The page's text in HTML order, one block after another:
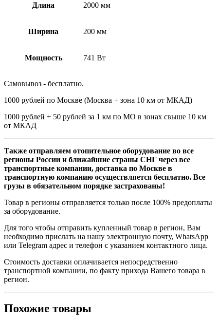
Длина 2000 мм
Ширина 200 мм
Мощность 741 Вт
Самовывоз - бесплатно.
1000 рублей по Москве (Москва + зона 10 км от МКАД)
1000 рублей + 50 рублей за 1 км по МО в зонах свыше 10 км
от МКАД
Также отправляем отопительное оборудование во все
регионы России и ближайшие страны СНГ через все
транспортные компании, доставка по Москве в
транспортную компанию осуществляется бесплатно. Все
грузы в обязательном порядке застрахованы!
Товар в регионы отправляется только после 100% предоплаты
за оборудование.
Для того чтобы отправить купленный товар в регион, Вам
необходимо прислать на нашу электронную почту, WhatsApp
или Telegram адрес и телефон с указанием контактного лица.
Стоимость доставки оплачивается непосредственно
транспортной компании, по факту прихода Вашего товара в
регион.
Похожие товары